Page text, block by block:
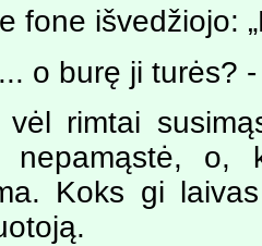
fone išvedžiojo:
o burę ji turės?
vėl rimtai
nepamąstė, o,
Koks gi